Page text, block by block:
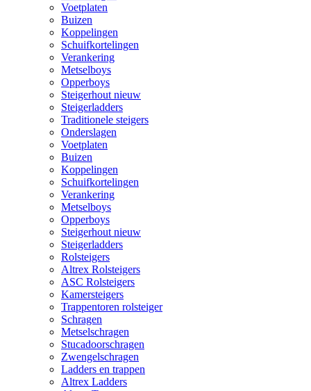
Voetplaten
Buizen
Koppelingen
Schuifkortelingen
Verankering
Metselboys
Opperboys
Steigerhout nieuw
Steigerladders
Traditionele steigers
Onderslagen
Voetplaten
Buizen
Koppelingen
Schuifkortelingen
Verankering
Metselboys
Opperboys
Steigerhout nieuw
Steigerladders
Rolsteigers
Altrex Rolsteigers
ASC Rolsteigers
Kamersteigers
Trappentoren rolsteiger
Schragen
Metselschragen
Stucadoorschragen
Zwengelschragen
Ladders en trappen
Altrex Ladders